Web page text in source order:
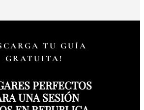
TU GUÍA
GRATUITA!
PERFECTOS
UNA SESIÓN